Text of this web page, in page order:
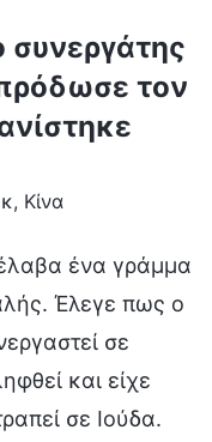
συνεργάτης
τον
Κίνα
ένα γράμμα
Έλεγε πως ο
σε
και είχε
σε Ιούδα.